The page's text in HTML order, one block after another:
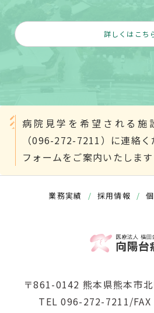
詳しくはこち
病院見学を希望される施
（096-272-7211）に連絡
フォームをご案内いたします
業務実績 / 採用情報 /
〒861-0142 熊本県熊本市
TEL 096-272-7211/